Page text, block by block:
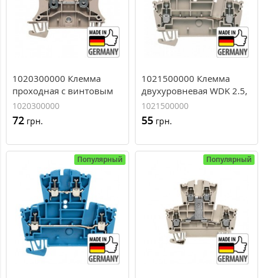
1020300000 Клемма
проходная с винтовым
зажимом Weidmuller
WDU 10, 10 мм.кв
1020300000
72 грн.
1021500000 Клемма
двухуровневая WDK 2.5,
2,5 мм.кв
1021500000
55 грн.
Популярный Популярный